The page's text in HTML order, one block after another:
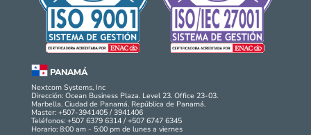
PANAMÁ
Nextcom Systems, Inc
Dirección: Ocean Business Plaza. Level 23. Office 23-03.
Marbella. Ciudad de Panamá. República de Panamá.
Master: +507-3941405 / 3941406
Teléfonos: +507 6379 6314 / +507 6747 6345
Horario: 8:00 am - 5:00 pm de lunes a viernes